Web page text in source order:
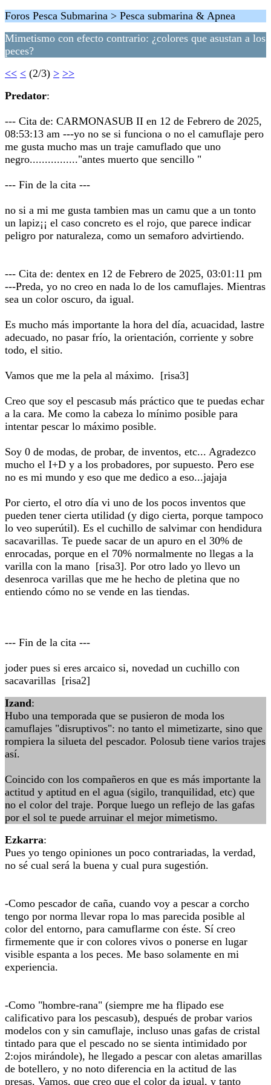
Foros Pesca Submarina > Pesca submarina & Apnea
Mimetismo con efecto contrario: ¿colores que asustan a los
peces?
<< < (2/3) > >>
Predator:
--- Cita de: CARMONASUB II en 12 de Febrero de 2025,
08:53:13 am ---yo no se si funciona o no el camuflaje pero
me gusta mucho mas un traje camuflado que uno
negro................"antes muerto que sencillo "
--- Fin de la cita ---
no si a mi me gusta tambien mas un camu que a un tonto
un lapiz¡¡ el caso concreto es el rojo, que parece indicar
peligro por naturaleza, como un semaforo advirtiendo.
--- Cita de: dentex en 12 de Febrero de 2025, 03:01:11 pm
---Preda, yo no creo en nada lo de los camuflajes. Mientras
sea un color oscuro, da igual.
Es mucho más importante la hora del día, acuacidad, lastre
adecuado, no pasar frío, la orientación, corriente y sobre
todo, el sitio.
Vamos que me la pela al máximo. [risa3]
Creo que soy el pescasub más práctico que te puedas echar
a la cara. Me como la cabeza lo mínimo posible para
intentar pescar lo máximo posible.
Soy 0 de modas, de probar, de inventos, etc... Agradezco
mucho el I+D y a los probadores, por supuesto. Pero ese
no es mi mundo y eso que me dedico a eso...jajaja
Por cierto, el otro día vi uno de los pocos inventos que
pueden tener cierta utilidad (y digo cierta, porque tampoco
lo veo superútil). Es el cuchillo de salvimar con hendidura
sacavarillas. Te puede sacar de un apuro en el 30% de
enrocadas, porque en el 70% normalmente no llegas a la
varilla con la mano [risa3]. Por otro lado yo llevo un
desenroca varillas que me he hecho de pletina que no
entiendo cómo no se vende en las tiendas.
--- Fin de la cita ---
joder pues si eres arcaico si, novedad un cuchillo con
sacavarillas [risa2]
Izand:
Hubo una temporada que se pusieron de moda los
camuflajes "disruptivos": no tanto el mimetizarte, sino que
rompiera la silueta del pescador. Polosub tiene varios trajes
así.
Coincido con los compañeros en que es más importante la
actitud y aptitud en el agua (sigilo, tranquilidad, etc) que
no el color del traje. Porque luego un reflejo de las gafas
por el sol te puede arruinar el mejor mimetismo.
Ezkarra:
Pues yo tengo opiniones un poco contrariadas, la verdad,
no sé cual será la buena y cual pura sugestión.
-Como pescador de caña, cuando voy a pescar a corcho
tengo por norma llevar ropa lo mas parecida posible al
color del entorno, para camuflarme con éste. Sí creo
firmemente que ir con colores vivos o ponerse en lugar
visible espanta a los peces. Me baso solamente en mi
experiencia.
-Como "hombre-rana" (siempre me ha flipado ese
calificativo para los pescasub), después de probar varios
modelos con y sin camuflaje, incluso unas gafas de cristal
tintado para que el pescado no se sienta intimidado por
2:ojos mirándole), he llegado a pescar con aletas amarillas
de botellero, y no noto diferencia en la actitud de las
presas. Vamos, que creo que el color da igual, y tanto